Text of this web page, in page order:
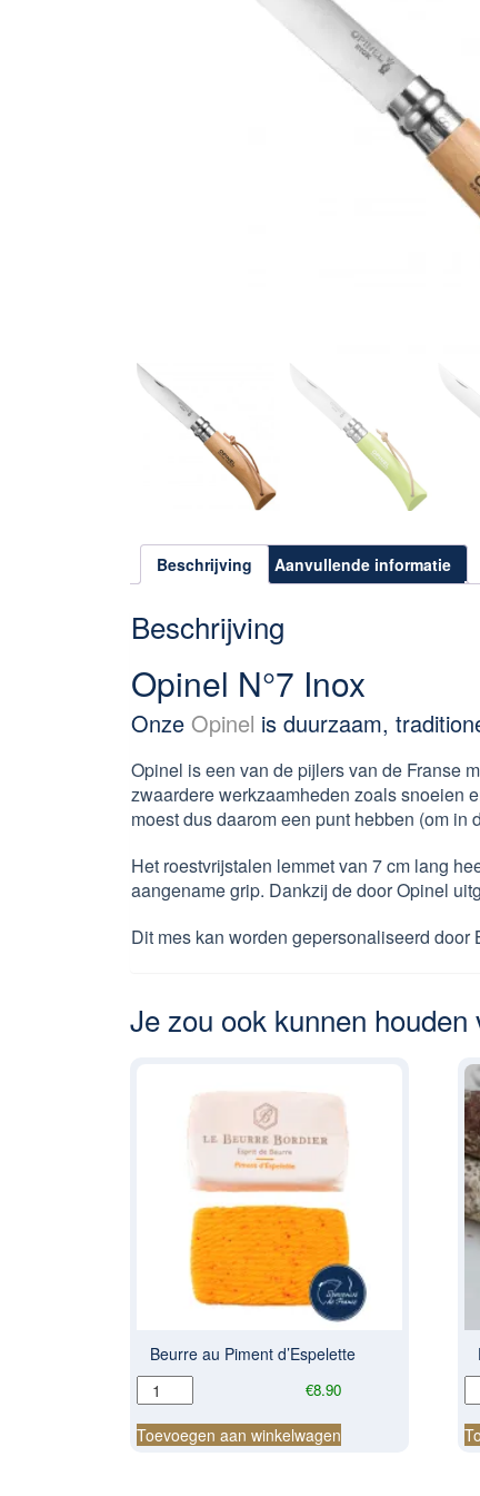
Beschrijving Aanvullende informatie
Beschrijving
Opinel N°7 Inox
Onze Opinel is duurzaam,
Opinel is een van de pijlers van de Franse
zwaardere werkzaamheden zoals snoeien
moest dus daarom een punt hebben (om
Het roestvrijstalen lemmet van 7 cm lang
aangename grip. Dankzij de door Opinel
Dit mes kan worden gepersonaliseerd
Je zou ook kunnen
Beurre au Piment d’Espelette
€8.90
Beurre
au
Piment
d'Espelette
Toevoegen aan winkelwagen